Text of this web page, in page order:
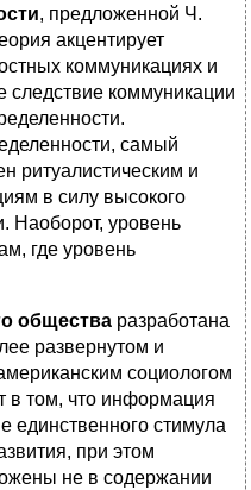
, предложенной Ч.
акцентирует
коммуникациях и
следствие коммуникации
самый
ритуалистическим и
в силу высокого
Наоборот, уровень
где уровень
общества разработана
развернутом и
социологом
в том, что информация
единственного стимула
при этом
не в содержании